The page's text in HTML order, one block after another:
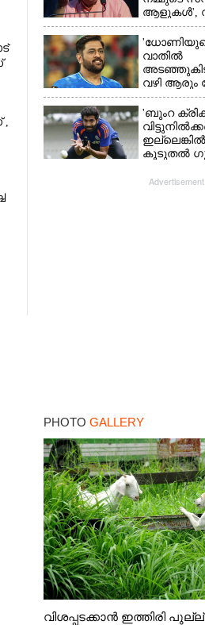
,
ആളുകൾ',
ആർഎസ്‌എസ്
വാതിൽ
വഴി ആരും
കാരണം
മുൻ താരം
'ബുംറ
കൂടുതൽ
താരം
Advertisement
PHOTO GALLERY
വിശപ്പടക്കാൻ ഇത്തിരി പുല്ല്